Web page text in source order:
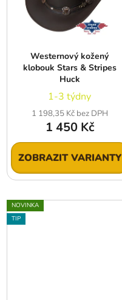
Westernový kožený
klobouk Stars & Stripes
Huck
1-3 týdny
1 198,35 Kč bez DPH
1 450 Kč
ZOBRAZIT VARIANTY
NOVINKA
TIP